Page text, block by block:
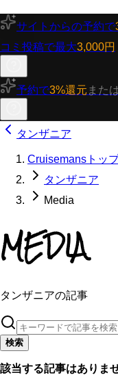
サイトからの予約で
コミ投稿で最大3,000円
予約で3%還元 また
タンザニア
Cruisemansトッ
タンザニア
Media
MEDIA
タンザニアの記事
検索
該当する記事はありま